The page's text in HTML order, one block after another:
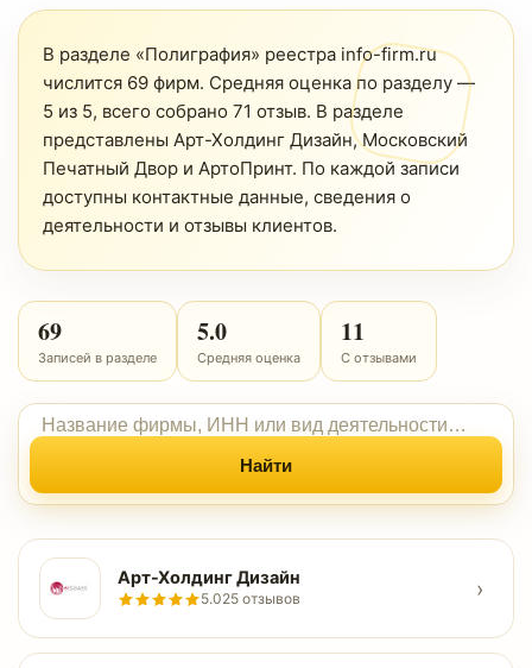
В разделе «Полиграфия» реестра info-firm.ru
числится 69 фирм. Средняя оценка по разделу —
5 из 5, всего собрано 71 отзыв. В разделе
представлены Арт-Холдинг Дизайн, Московский
Печатный Двор и АртоПринт. По каждой записи
доступны контактные данные, сведения о
деятельности и отзывы клиентов.
Записей в разделе
69
Средняя оценка
5.0
С отзывами
11
Найти
Арт-Холдинг Дизайн
5.025 отзывов ›